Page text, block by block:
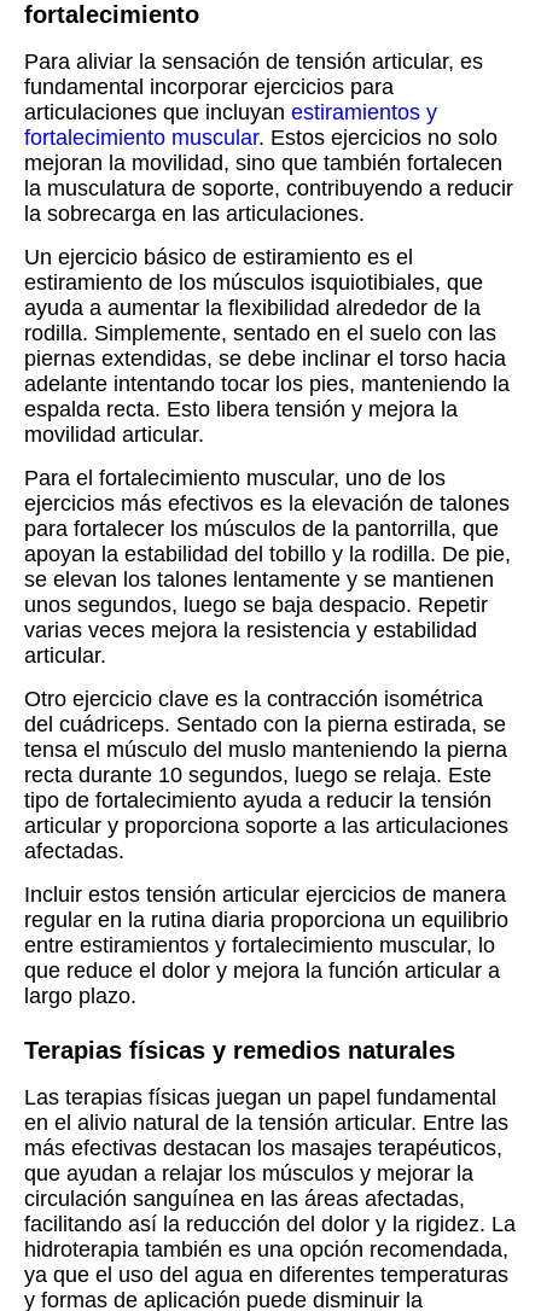
fortalecimiento
Para aliviar la sensación de tensión articular, es
fundamental incorporar ejercicios para
articulaciones que incluyan estiramientos y
fortalecimiento muscular. Estos ejercicios no solo
mejoran la movilidad, sino que también fortalecen
la musculatura de soporte, contribuyendo a reducir
la sobrecarga en las articulaciones.
Un ejercicio básico de estiramiento es el
estiramiento de los músculos isquiotibiales, que
ayuda a aumentar la flexibilidad alrededor de la
rodilla. Simplemente, sentado en el suelo con las
piernas extendidas, se debe inclinar el torso hacia
adelante intentando tocar los pies, manteniendo la
espalda recta. Esto libera tensión y mejora la
movilidad articular.
Para el fortalecimiento muscular, uno de los
ejercicios más efectivos es la elevación de talones
para fortalecer los músculos de la pantorrilla, que
apoyan la estabilidad del tobillo y la rodilla. De pie,
se elevan los talones lentamente y se mantienen
unos segundos, luego se baja despacio. Repetir
varias veces mejora la resistencia y estabilidad
articular.
Otro ejercicio clave es la contracción isométrica
del cuádriceps. Sentado con la pierna estirada, se
tensa el músculo del muslo manteniendo la pierna
recta durante 10 segundos, luego se relaja. Este
tipo de fortalecimiento ayuda a reducir la tensión
articular y proporciona soporte a las articulaciones
afectadas.
Incluir estos tensión articular ejercicios de manera
regular en la rutina diaria proporciona un equilibrio
entre estiramientos y fortalecimiento muscular, lo
que reduce el dolor y mejora la función articular a
largo plazo.
Terapias físicas y remedios naturales
Las terapias físicas juegan un papel fundamental
en el alivio natural de la tensión articular. Entre las
más efectivas destacan los masajes terapéuticos,
que ayudan a relajar los músculos y mejorar la
circulación sanguínea en las áreas afectadas,
facilitando así la reducción del dolor y la rigidez. La
hidroterapia también es una opción recomendada,
ya que el uso del agua en diferentes temperaturas
y formas de aplicación puede disminuir la